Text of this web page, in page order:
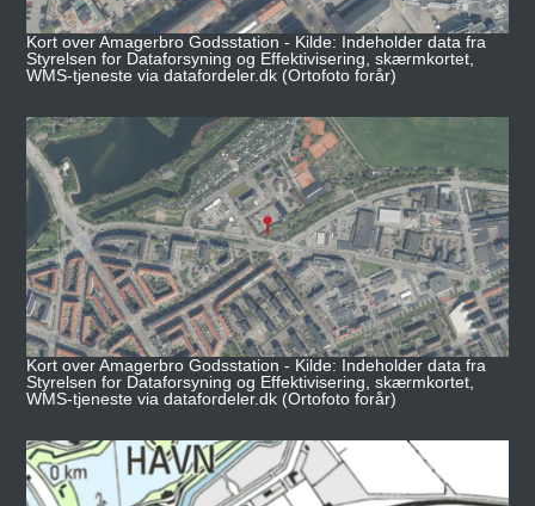
Kort over Amagerbro Godsstation - Kilde: Indeholder data fra
Styrelsen for Dataforsyning og Effektivisering, skærmkortet,
WMS-tjeneste via datafordeler.dk (Ortofoto forår)
Kort over Amagerbro Godsstation - Kilde: Indeholder data fra
Styrelsen for Dataforsyning og Effektivisering, skærmkortet,
WMS-tjeneste via datafordeler.dk (Ortofoto forår)